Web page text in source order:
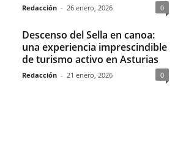
Redacción - 26 enero, 2026 0
Descenso del Sella en canoa:
una experiencia imprescindible
de turismo activo en Asturias
Redacción - 21 enero, 2026 0